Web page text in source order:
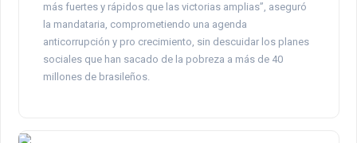
más fuertes y rápidos que las victorias amplias”, aseguró
la mandataria, comprometiendo una agenda
anticorrupción y pro crecimiento, sin descuidar los planes
sociales que han sacado de la pobreza a más de 40
millones de brasileños.